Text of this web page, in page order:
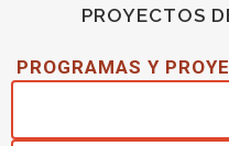
PROYECTOS
PROGRAMAS Y